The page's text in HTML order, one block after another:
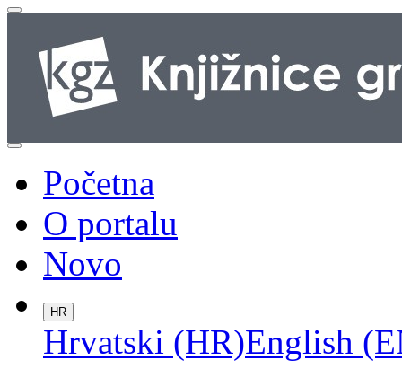
Početna
O portalu
Novo
HR
Hrvatski (HR)English